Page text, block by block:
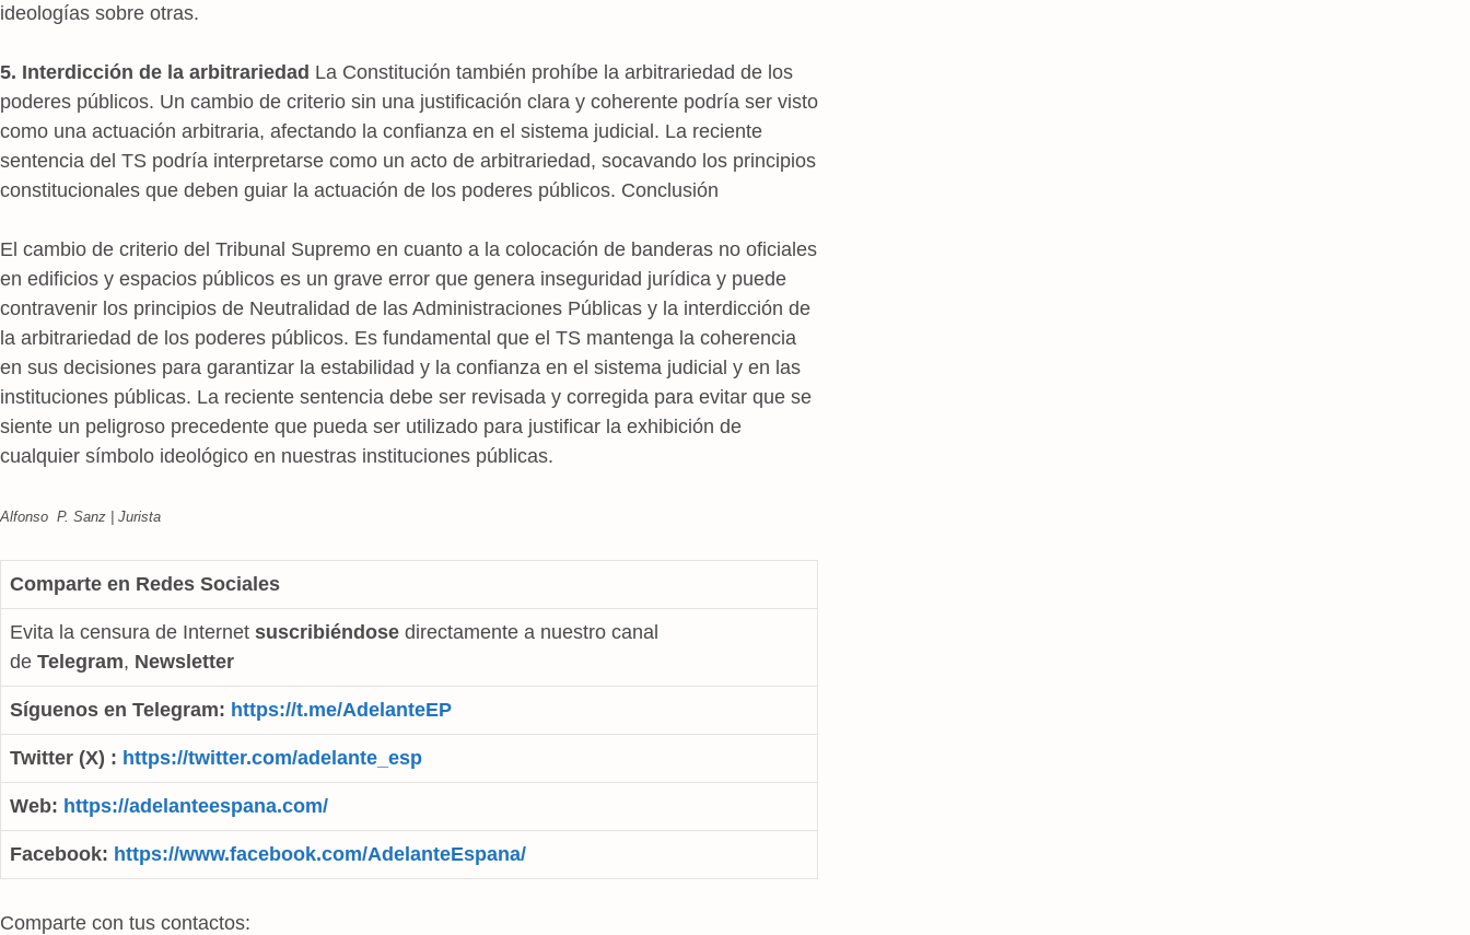
ideologías sobre otras.
5. Interdicción de la arbitrariedad La Constitución también prohíbe la arbitrariedad de los
poderes públicos. Un cambio de criterio sin una justificación clara y coherente podría ser visto
como una actuación arbitraria, afectando la confianza en el sistema judicial. La reciente
sentencia del TS podría interpretarse como un acto de arbitrariedad, socavando los principios
constitucionales que deben guiar la actuación de los poderes públicos. Conclusión
El cambio de criterio del Tribunal Supremo en cuanto a la colocación de banderas no oficiales
en edificios y espacios públicos es un grave error que genera inseguridad jurídica y puede
contravenir los principios de Neutralidad de las Administraciones Públicas y la interdicción de
la arbitrariedad de los poderes públicos. Es fundamental que el TS mantenga la coherencia
en sus decisiones para garantizar la estabilidad y la confianza en el sistema judicial y en las
instituciones públicas. La reciente sentencia debe ser revisada y corregida para evitar que se
siente un peligroso precedente que pueda ser utilizado para justificar la exhibición de
cualquier símbolo ideológico en nuestras instituciones públicas.
Alfonso P. Sanz | Jurista
Comparte en Redes Sociales
Evita la censura de Internet suscribiéndose directamente a nuestro canal
de Telegram, Newsletter
Síguenos en Telegram: https://t.me/AdelanteEP
Twitter (X) : https://twitter.com/adelante_esp
Web: https://adelanteespana.com/
Facebook: https://www.facebook.com/AdelanteEspana/
Comparte con tus contactos: